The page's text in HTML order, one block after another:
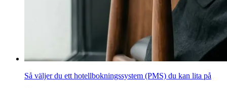
Så väljer du ett hotellbokningssystem (PMS) du kan lita på